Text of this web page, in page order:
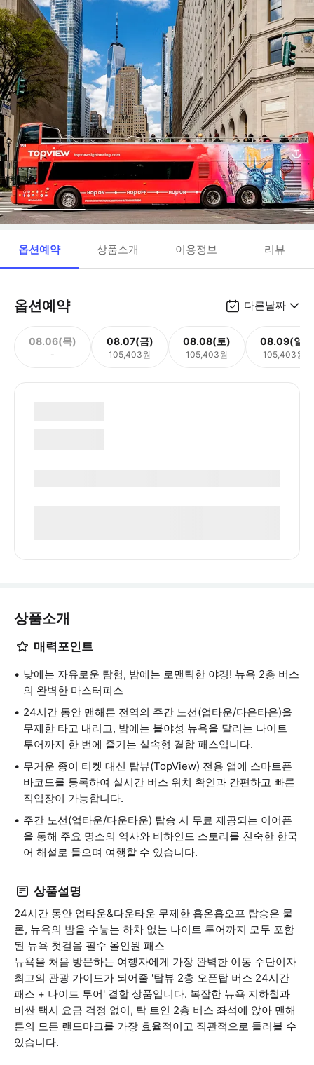
옵션예약 상품소개 이용정보 리뷰
옵션예약 다른날짜
08.06(목)
-
08.07(금)
105,403원
08.08(토)
105,403원
08.09(일)
105,403원
상품소개
매력포인트
낮에는 자유로운 탐험, 밤에는 로맨틱한 야경! 뉴욕 2층 버스
의 완벽한 마스터피스
24시간 동안 맨해튼 전역의 주간 노선(업타운/다운타운)을
무제한 타고 내리고, 밤에는 불야성 뉴욕을 달리는 나이트
투어까지 한 번에 즐기는 실속형 결합 패스입니다.
무거운 종이 티켓 대신 탑뷰(TopView) 전용 앱에 스마트폰
바코드를 등록하여 실시간 버스 위치 확인과 간편하고 빠른
직입장이 가능합니다.
주간 노선(업타운/다운타운) 탑승 시 무료 제공되는 이어폰
을 통해 주요 명소의 역사와 비하인드 스토리를 친숙한 한국
어 해설로 들으며 여행할 수 있습니다.
상품설명
24시간 동안 업타운&다운타운 무제한 홉온홉오프 탑승은 물
론, 뉴욕의 밤을 수놓는 하차 없는 나이트 투어까지 모두 포함
된 뉴욕 첫걸음 필수 올인원 패스
뉴욕을 처음 방문하는 여행자에게 가장 완벽한 이동 수단이자
최고의 관광 가이드가 되어줄 '탑뷰 2층 오픈탑 버스 24시간
패스 + 나이트 투어' 결합 상품입니다. 복잡한 뉴욕 지하철과
비싼 택시 요금 걱정 없이, 탁 트인 2층 버스 좌석에 앉아 맨해
튼의 모든 랜드마크를 가장 효율적이고 직관적으로 둘러볼 수
있습니다.